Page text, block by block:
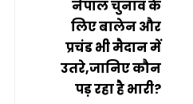
नेपाल चुनाव के
लिए बालेन और
प्रचंड भी मैदान में
उतरे,जानिए कौन
पड़ रहा है भारी?